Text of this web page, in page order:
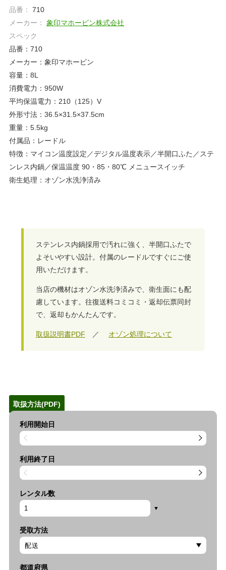
品番：
710
メーカー：
象印マホービン株式会社
スペック
品番：710
メーカー：象印マホービン
容量：8L
消費電力：950W
平均保温電力：210（125）V
外形寸法：36.5×31.5×37.5cm
重量：5.5kg
付属品：レードル
特徴：マイコン温度設定／デジタル温度表示／半開口ふた／ステ
ンレス内鍋／保温温度 90・85・80℃ メニュースイッチ
衛生処理：オゾン水洗浄済み
ステンレス内鍋採用で汚れに強く、半開口ふたで
よそいやすい設計。付属のレードルですぐにご使
用いただけます。
当店の機材はオゾン水洗浄済みで、衛生面にも配
慮しています。往復送料コミコミ・返却伝票同封
で、返却もかんたんです。
取扱説明書PDF ／ オゾン処理について
取扱方法(PDF)
利用開始日
利用終了日
レンタル数
受取方法
都道府県